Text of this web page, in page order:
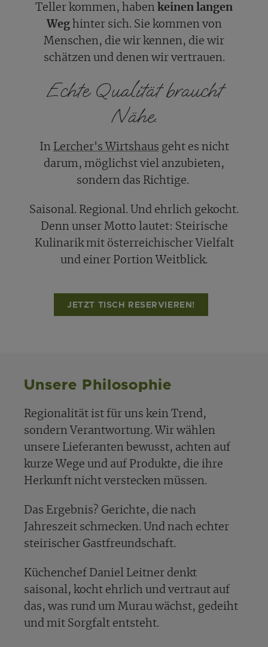
Teller kommen, haben keinen langen
Weghinter sich. Sie kommen von
Menschen, die wir kennen, die wir
schätzen und denen wir vertrauen.
Echte Qualität braucht
Nähe.
In Lercher's Wirtshaus geht es nicht
darum, möglichst viel anzubieten,
sondern das Richtige.
Saisonal. Regional. Und ehrlich gekocht.
Denn unser Motto lautet: Steirische
Kulinarik mit österreichischer Vielfalt
und einer Portion Weitblick.
JETZT TISCH RESERVIEREN!
Unsere Philosophie
Regionalität ist für uns kein Trend,
sondern Verantwortung. Wir wählen
unsere Lieferanten bewusst, achten auf
kurze Wege und auf Produkte, die ihre
Herkunft nicht verstecken müssen.
Das Ergebnis? Gerichte, die nach
Jahreszeit schmecken. Und nach echter
steirischer Gastfreundschaft.
Küchenchef Daniel Leitner denkt
saisonal, kocht ehrlich und vertraut auf
das, was rund um Murau wächst, gedeiht
und mit Sorgfalt entsteht.